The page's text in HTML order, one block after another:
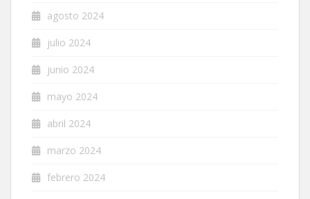
agosto 2024
julio 2024
junio 2024
mayo 2024
abril 2024
marzo 2024
febrero 2024